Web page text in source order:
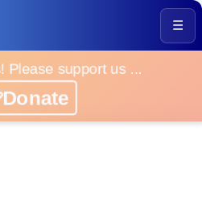
☰
Please support us ...